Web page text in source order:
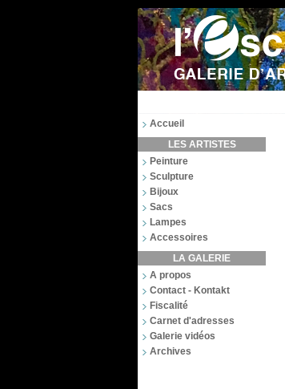
Accueil
LES ARTISTES
Peinture
Sculpture
Bijoux
Sacs
Lampes
Accessoires
LA GALERIE
A propos
Contact - Kontakt
Fiscalité
Carnet d'adresses
Galerie vidéos
Archives